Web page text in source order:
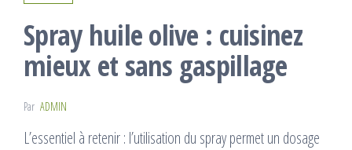
Spray huile olive : cuisinez
mieux et sans gaspillage
Par ADMIN
L’essentiel à retenir : l’utilisation du spray permet un dosage